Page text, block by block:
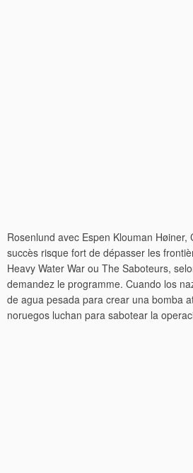
Rosenlund avec Espen Klouman Høiner,
succès risque fort de dépasser les
Heavy Water War ou The Saboteurs,
demandez le programme. Cuando los
de agua pesada para crear una bomba
noruegos luchan para sabotear la